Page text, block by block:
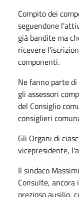
Compito dei
seguendone
già bandite ma
ricevere
componenti.
Ne fanno parte
gli assessori
del Consiglio
consiglieri
Gli Organi di
vicepresidente,
Il sindaco
Consulte,
prezioso ausilio,